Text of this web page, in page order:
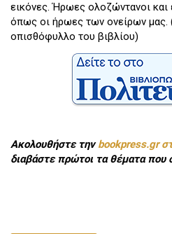
εικόνες. Ήρωες ολοζώντανοι και
όπως οι ήρωες των ονείρων μας.
οπισθόφυλλο του βιβλίου)
Ακολουθήστε τηνbookpress.gr
διαβάστε πρώτοι τα θέματα που